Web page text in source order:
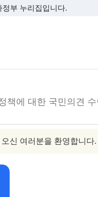
부 누리집입니다.
위원회
책에 대한 국민의견
신 여러분을 환영합니다.